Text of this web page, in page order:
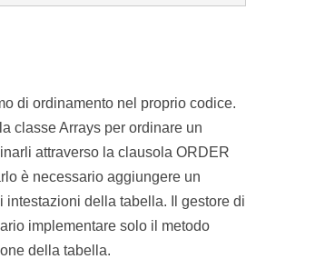
di ordinamento nel proprio codice.
classe Arrays per ordinare un
attraverso la clausola ORDER
è necessario aggiungere un
intestazioni della tabella. Il gestore di
implementare solo il metodo
della tabella.